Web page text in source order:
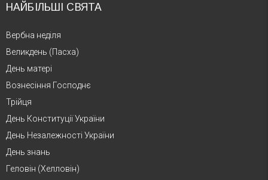
НАЙБІЛЬШІ СВЯТА
Вербна неділя
Великдень (Пасха)
День матері
Вознесіння Господнє
Трійця
День Конституції України
День Незалежності України
День знань
Геловін (Хелловін)